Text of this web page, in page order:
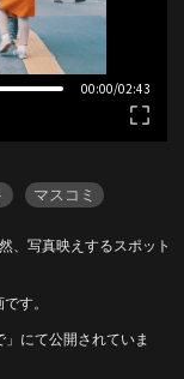
マスコミ
、写真映えするスポット
す。
にて公開されていま